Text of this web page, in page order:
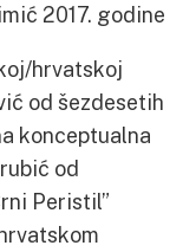
2017. godine
hrvatskoj
od šezdesetih
konceptualna
od
Peristil”